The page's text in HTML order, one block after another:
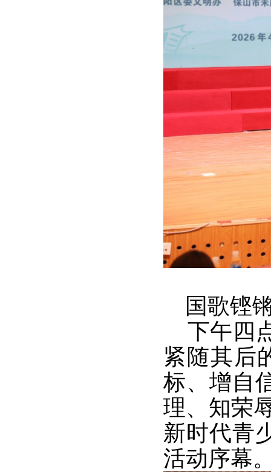
国歌铿
下午四
紧随其后
标、增自
理、知荣
新时代青
活动序幕